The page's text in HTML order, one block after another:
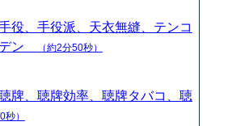
役、手役派、天衣無縫、テンコ
デン
（約2分50秒）
牌、聴牌効率、聴牌タバコ、聴
秒）